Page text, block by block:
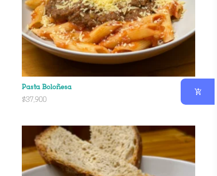
Pasta Boloñesa
$37,900